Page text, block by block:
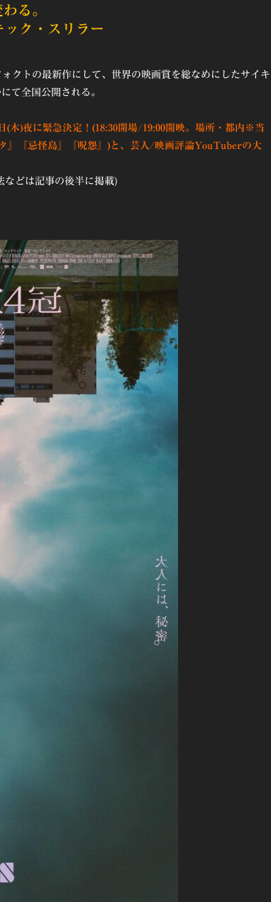
る。
ック・スリラー
クトの最新作にして、世界の映画賞を総なめにしたサイキ
て全国公開される。
(木)夜に緊急決定！(18:30開場/19:00開映。場所・都内※当
』『忌怪島』『呪怨』)と、芸人/映画評論YouTuberの大
などは記事の後半に掲載)